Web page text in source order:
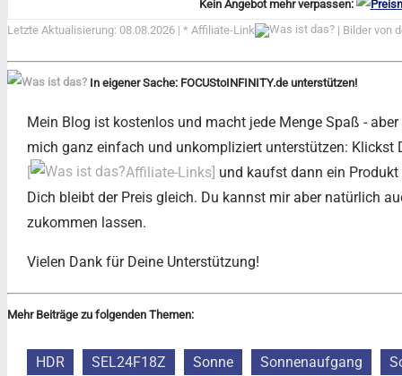
Kein Angebot mehr verpassen:
Letzte Aktualisierung: 08.08.2026 | * Affiliate-Link | Bilder von
In eigener Sache: FOCUStoINFINITY.de unterstützen!
Mein Blog ist kostenlos und macht jede Menge Spaß -
mich ganz einfach und unkompliziert unterstützen: Klickst
Affiliate-Links] und kaufst dann ein
Dich bleibt der Preis gleich. Du kannst mir aber natürlich
zukommen lassen.
Vielen Dank für Deine Unterstützung!
Mehr Beiträge zu folgenden Themen:
HDR SEL24F18Z Sonne Sonnenaufgang